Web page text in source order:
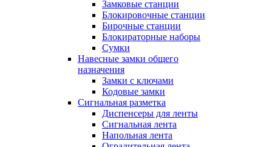
Замковые станции
Блокировочные станции
Бирочные станции
Блокираторные наборы
Сумки
Навесные замки общего
назначения
Замки с ключами
Кодовые замки
Сигнальная разметка
Диспенсеры для ленты
Сигнальная лента
Напольная лента